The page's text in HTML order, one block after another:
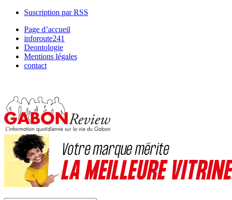
Suscription par RSS
Page d’accueil
inforoute241
Deontologie
Mentions légales
contact